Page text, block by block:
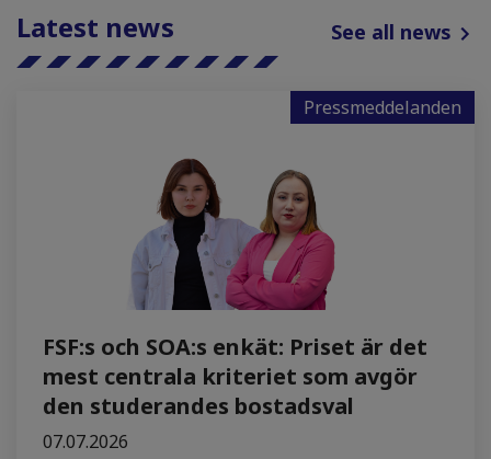
Latest news See all news
Pressmeddelanden
FSF:s och SOA:s enkät: Priset är det
mest centrala kriteriet som avgör
den studerandes bostadsval
07.07.2026